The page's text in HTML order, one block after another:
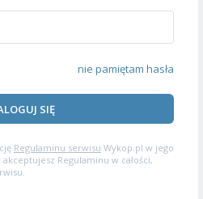
nie pamiętam hasła
SIĘ
Regulaminu serwisu Wykop.pl w jego
Regulaminu w całości,